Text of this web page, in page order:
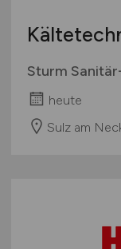
Sturm
heute
Sulz am